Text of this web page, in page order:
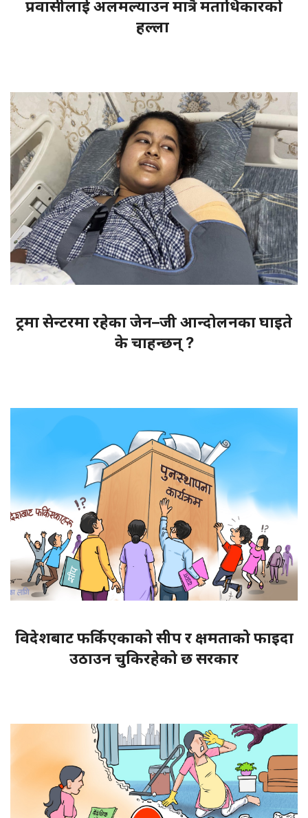
प्रवासीलाई अलमल्याउन मात्रै मताधिकारको
हल्ला
ट्रमा सेन्टरमा रहेका जेन–जी आन्दोलनका घाइते
के चाहन्छन् ?
विदेशबाट फर्किएकाको सीप र क्षमताको फाइदा
उठाउन चुकिरहेको छ सरकार